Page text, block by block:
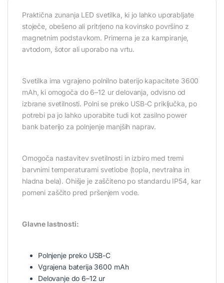
Praktična zunanja LED svetilka, ki jo lahko uporabljate
stoječe, obešeno ali pritrjeno na kovinsko površino z
magnetnim podstavkom. Primerna je za kampiranje,
avtodom, šotor ali uporabo na vrtu.
Svetilka ima vgrajeno polnilno baterijo kapacitete 3600
mAh, ki omogoča do 6–12 ur delovanja, odvisno od
izbrane svetilnosti. Polni se preko USB-C priključka, po
potrebi pa jo lahko uporabite tudi kot zasilno power
bank baterijo za polnjenje manjših naprav.
Omogoča nastavitev svetilnosti in izbiro med tremi
barvnimi temperaturami svetlobe (topla, nevtralna in
hladna bela). Ohišje je zaščiteno po standardu IP54, kar
pomeni zaščito pred pršenjem vode.
Glavne lastnosti:
Polnjenje preko USB-C
Vgrajena baterija 3600 mAh
Delovanje do 6–12 ur